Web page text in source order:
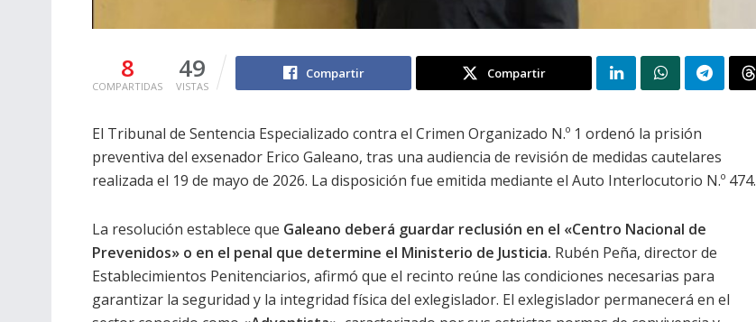
8
COMPARTIDAS
49
VISTAS
Compartir Compartir
El Tribunal de Sentencia Especializado contra el Crimen Organizado N.º 1 ordenó la prisión
preventiva del exsenador Erico Galeano, tras una audiencia de revisión de medidas cautelares
realizada el 19 de mayo de 2026. La disposición fue emitida mediante el Auto Interlocutorio N.º 474.
La resolución establece que Galeano deberá guardar reclusión en el «Centro Nacional de
Prevenidos» o en el penal que determine el Ministerio de Justicia. Rubén Peña, director de
Establecimientos Penitenciarios, afirmó que el recinto reúne las condiciones necesarias para
garantizar la seguridad y la integridad física del exlegislador. El exlegislador permanecerá en el